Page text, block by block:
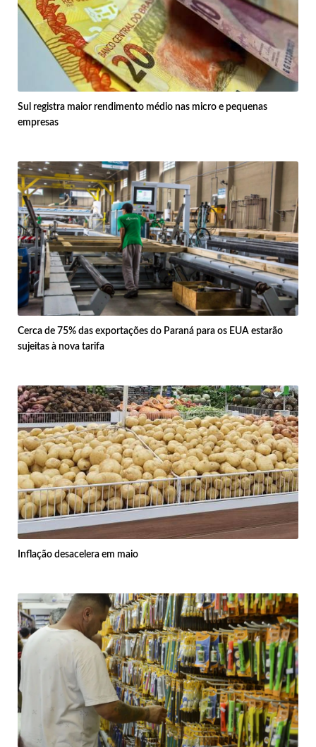
Sul registra maior rendimento médio nas micro e pequenas
empresas
Cerca de 75% das exportações do Paraná para os EUA estarão
sujeitas à nova tarifa
Inflação desacelera em maio